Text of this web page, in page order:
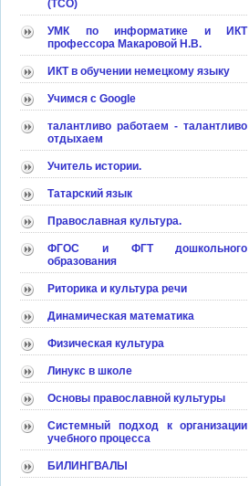
(ТСО)
УМК по информатике и ИКТ
профессора Макаровой Н.В.
ИКТ в обучении немецкому языку
Учимся с Google
талантливо работаем - талантливо
отдыхаем
Учитель истории.
Татарский язык
Православная культура.
ФГОС и ФГТ дошкольного
образования
Риторика и культура речи
Динамическая математика
Физическая культура
Линукс в школе
Основы православной культуры
Системный подход к организации
учебного процесса
БИЛИНГВАЛЫ